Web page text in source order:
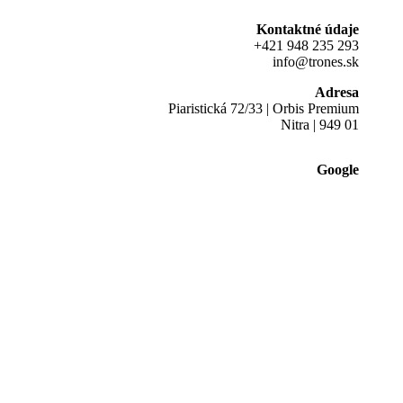
Kontaktné údaje
+421 948 235 293
info@trones.sk
Adresa
Piaristická 72/33 | Orbis Premium
Nitra | 949 01
Google